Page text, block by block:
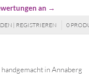
an →
| REGISTRIEREN 0
in Annaberg